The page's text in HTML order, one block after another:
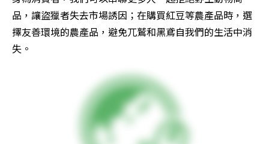
品，讓盜獵者失去市場誘因；在購買紅豆等農產品時，選
擇友善環境的農產品，避免兀鷲和黑鳶自我們的生活中消
失。